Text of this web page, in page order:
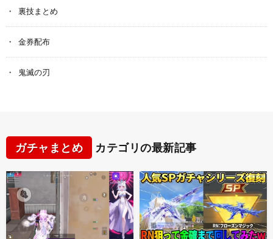
裏技まとめ
金券配布
鬼滅の刃
ガチャまとめ カテゴリの最新記事